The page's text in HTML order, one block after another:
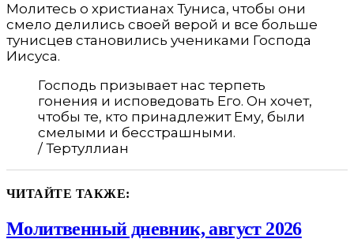
Молитесь о христианах Туниса, чтобы они
смело делились своей верой и все больше
тунисцев становились учениками Господа
Иисуса.
Господь призывает нас терпеть
гонения и исповедовать Его. Он хочет,
чтобы те, кто принадлежит Ему, были
смелыми и бесстрашными.
/ Тертуллиан
ЧИТАЙТЕ ТАКЖЕ:
Молитвенный дневник, август 2026